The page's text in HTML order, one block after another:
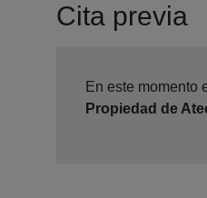
Cita previa
En este momento
Propiedad de